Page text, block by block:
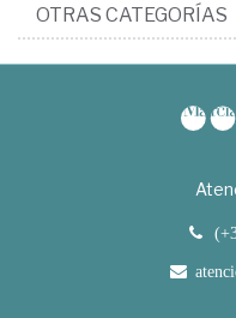
OTRAS CATEGORÍAS